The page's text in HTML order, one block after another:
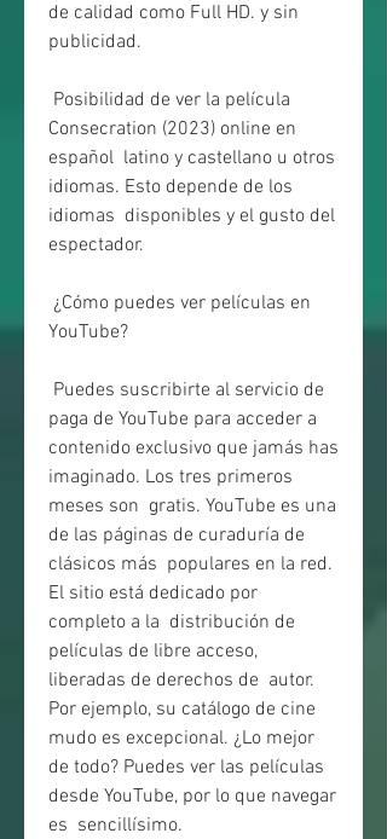
de calidad como Full HD. y sin
publicidad.
Consecration (2023) online en
español  latino y castellano u otros
idiomas. Esto depende de los
idiomas  disponibles y el gusto del
espectador.
YouTube?
paga de YouTube para acceder a
contenido exclusivo que jamás has
imaginado. Los tres primeros
meses son  gratis. YouTube es una
de las páginas de curaduría de
clásicos más  populares en la red.
El sitio está dedicado por
completo a la  distribución de
películas de libre acceso,
liberadas de derechos de  autor.
Por ejemplo, su catálogo de cine
mudo es excepcional. ¿Lo mejor
de todo? Puedes ver las películas
desde YouTube, por lo que navegar
es  sencillísimo.